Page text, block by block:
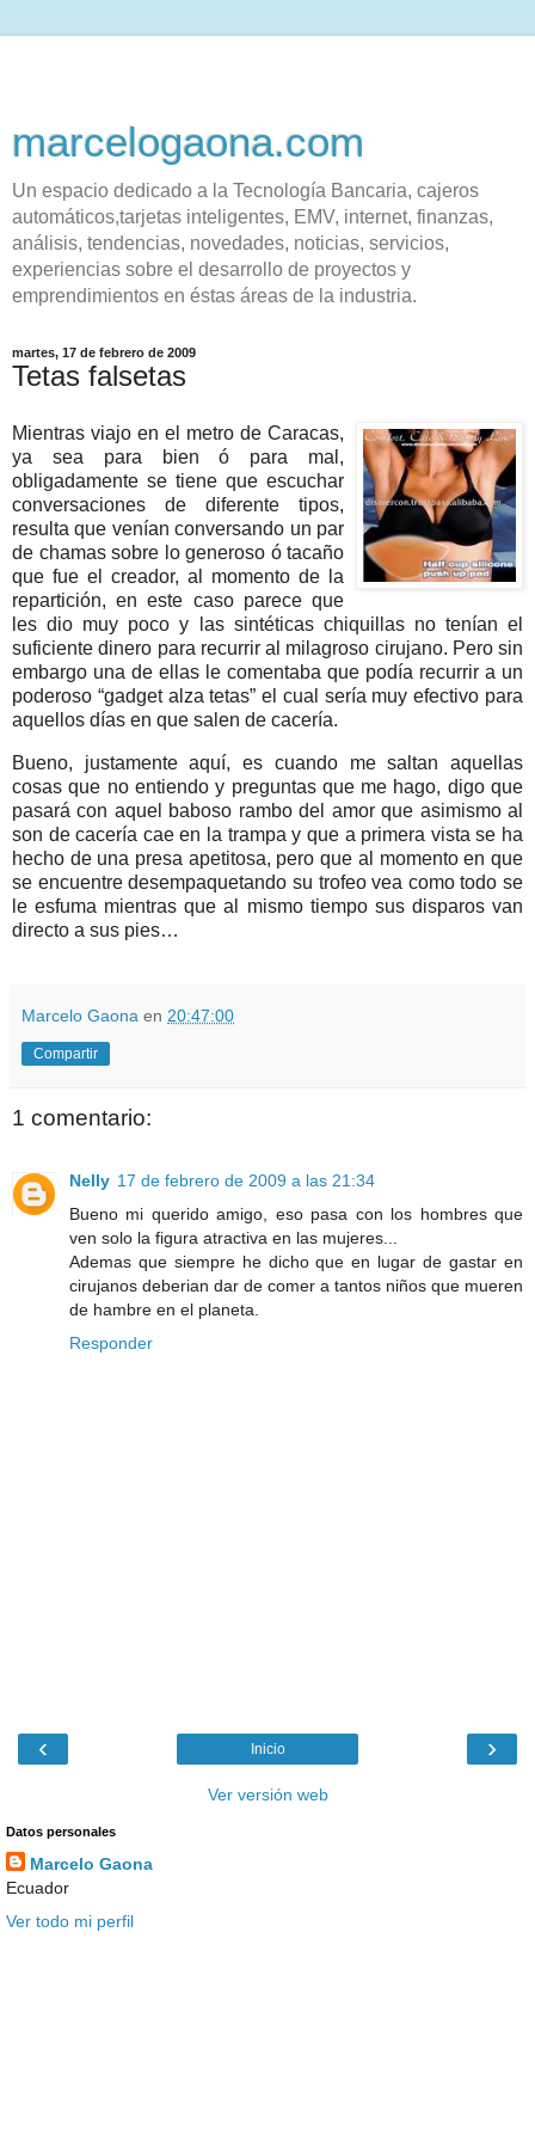
marcelogaona.com
Un espacio dedicado a la Tecnología Bancaria, cajeros
automáticos,tarjetas inteligentes, EMV, internet, finanzas,
análisis, tendencias, novedades, noticias, servicios,
experiencias sobre el desarrollo de proyectos y
emprendimientos en éstas áreas de la industria.
martes, 17 de febrero de 2009
Tetas falsetas
Mientras viajo en el metro de Caracas,
ya sea para bien ó para mal,
obligadamente se tiene que escuchar
conversaciones de diferente tipos,
resulta que venían conversando un par
de chamas sobre lo generoso ó tacaño
que fue el creador, al momento de la
repartición, en este caso parece que
les dio muy poco y las sintéticas chiquillas no tenían el
suficiente dinero para recurrir al milagroso cirujano. Pero sin
embargo una de ellas le comentaba que podía recurrir a un
poderoso “gadget alza tetas” el cual sería muy efectivo para
aquellos días en que salen de cacería.
Bueno, justamente aquí, es cuando me saltan aquellas
cosas que no entiendo y preguntas que me hago, digo que
pasará con aquel baboso rambo del amor que asimismo al
son de cacería cae en la trampa y que a primera vista se ha
hecho de una presa apetitosa, pero que al momento en que
se encuentre desempaquetando su trofeo vea como todo se
le esfuma mientras que al mismo tiempo sus disparos van
directo a sus pies…
Marcelo Gaona en 20:47:00
Compartir
1 comentario:
Nelly 17 de febrero de 2009 a las 21:34
Bueno mi querido amigo, eso pasa con los hombres que
ven solo la figura atractiva en las mujeres...
Ademas que siempre he dicho que en lugar de gastar en
cirujanos deberian dar de comer a tantos niños que mueren
de hambre en el planeta.
Responder
‹ ›
Inicio
Ver versión web
Datos personales
Marcelo Gaona
Ecuador
Ver todo mi perfil